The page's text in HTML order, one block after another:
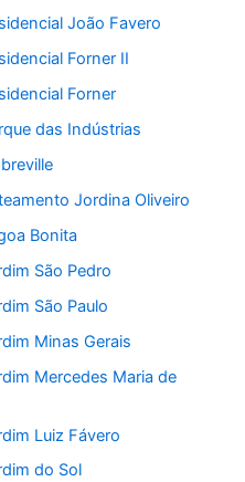
João Favero
Forner II
Forner
das Indústrias
Jordina Oliveiro
Bonita
São Pedro
São Paulo
Minas Gerais
Mercedes Maria de
Luiz Fávero
do Sol